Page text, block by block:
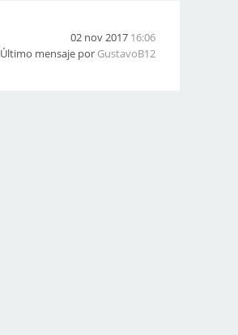
02 nov 2017 16:06
Último mensaje por GustavoB12